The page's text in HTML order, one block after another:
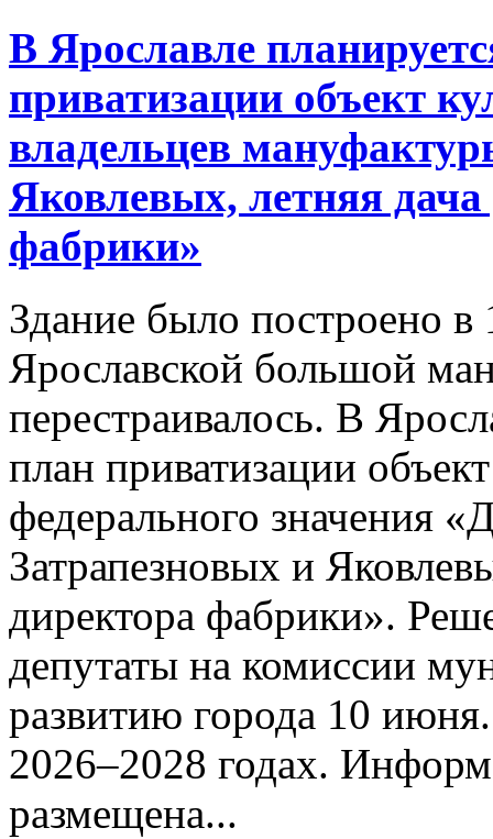
В Ярославле
приватизации объект
владельцев
Яковлевых, летняя
фабрики»
Здание было построено в
Ярославской большой
перестраивалось. В
план приватизации
федерального значения
Затрапезновых и
директора фабрики».
депутаты на комиссии
развитию города 10
2026–2028 годах.
размещена...